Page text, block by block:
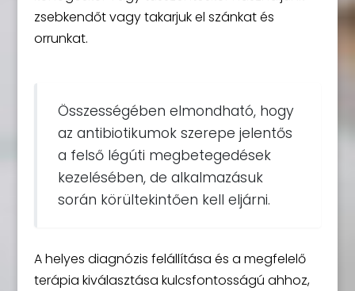
zsebkendőt vagy takarjuk el szánkat és
orrunkat.
Összességében elmondható, hogy
az antibiotikumok szerepe jelentős
a felső légúti megbetegedések
kezelésében, de alkalmazásuk
során körültekintően kell eljárni.
A helyes diagnózis felállítása és a megfelelő
terápia kiválasztása kulcsfontosságú ahhoz,